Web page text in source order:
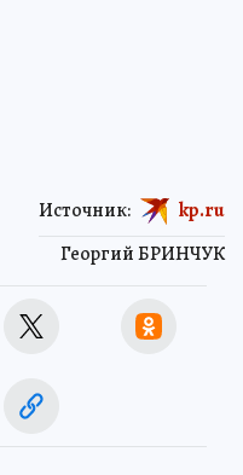
Георгий БРИНЧУК
Источник: kp.ru